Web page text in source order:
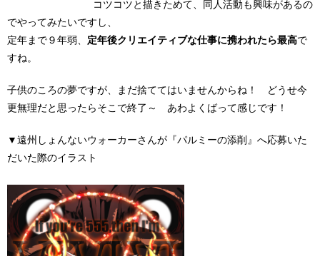
コツコツと描きためて、同人活動も興味があるの
でやってみたいですし、
定年まで９年弱、 定年後クリエイティブな仕事に携われたら最高で
すね。
子供のころの夢ですが、まだ捨ててはいませんからね！ どうせ今
更無理だと思ったらそこで終了～ あわよくばって感じです！
▼遠州しょんないウォーカーさんが『パルミーの添削』へ応募いた
だいた際のイラスト